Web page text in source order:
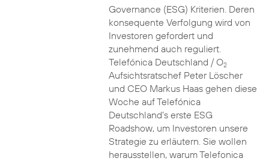
Governance (ESG) Kriterien. Deren
konsequente Verfolgung wird von
Investoren gefordert und
zunehmend auch reguliert.
Telefónica Deutschland / O2
Aufsichtsratschef Peter Löscher
und CEO Markus Haas gehen diese
Woche auf Telefónica
Deutschland’s erste ESG
Roadshow, um Investoren unsere
Strategie zu erläutern. Sie wollen
herausstellen, warum Telefonica